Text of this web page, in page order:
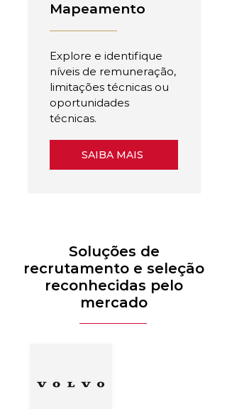
Mapeamento
Explore e identifique
níveis de remuneração,
limitações técnicas ou
oportunidades
técnicas.
SAIBA MAIS
Soluções de
recrutamento e seleção
reconhecidas pelo
mercado